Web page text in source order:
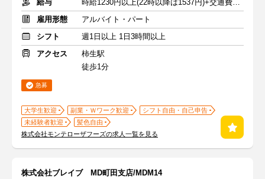
給与
時給1230円以上(22時以降は1537円)+交通費規定内支給
雇用形態
アルバイト・パート
シフト
週1日以上 1日3時間以上
アクセス
柿生駅
徒歩1分
急募
大学生歓迎 副業・Ｗワーク歓迎
シフト自由・自己申告
未経験者歓迎
髪色自由
株式会社モンテローザフーズの求人一覧を見る
株式会社ブレイブ MD町田支店/MDM14